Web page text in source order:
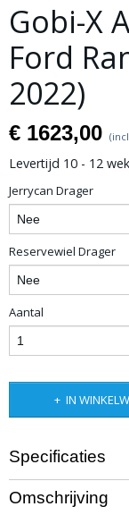
Gobi-X
Ford
2022)
€ 1623,00
Levertijd 10 - 12
Jerrycan Drager
Reservewiel Drager
Aantal
IN
Specificaties
Productcode
GX-RB-FR
Omschrijving